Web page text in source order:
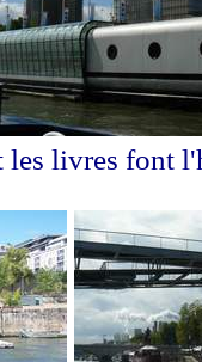
livres font